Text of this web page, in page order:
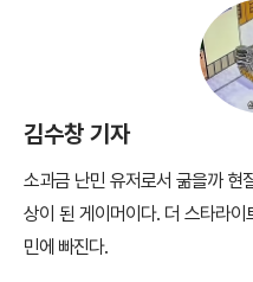
김수창 기자
소과금 난민 유저로서 굶을까 현
상이 된 게이머이다. 더 스타라
민에 빠진다.